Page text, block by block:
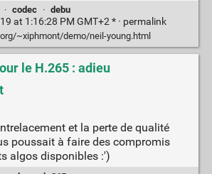
· codec · debu
at 1:16:28 PM GMT+2 * · permalink
~xiphmont/demo/neil-young.html
le H.265 : adieu
et la perte de qualité
poussait à faire des compromis
algos disponibles :')